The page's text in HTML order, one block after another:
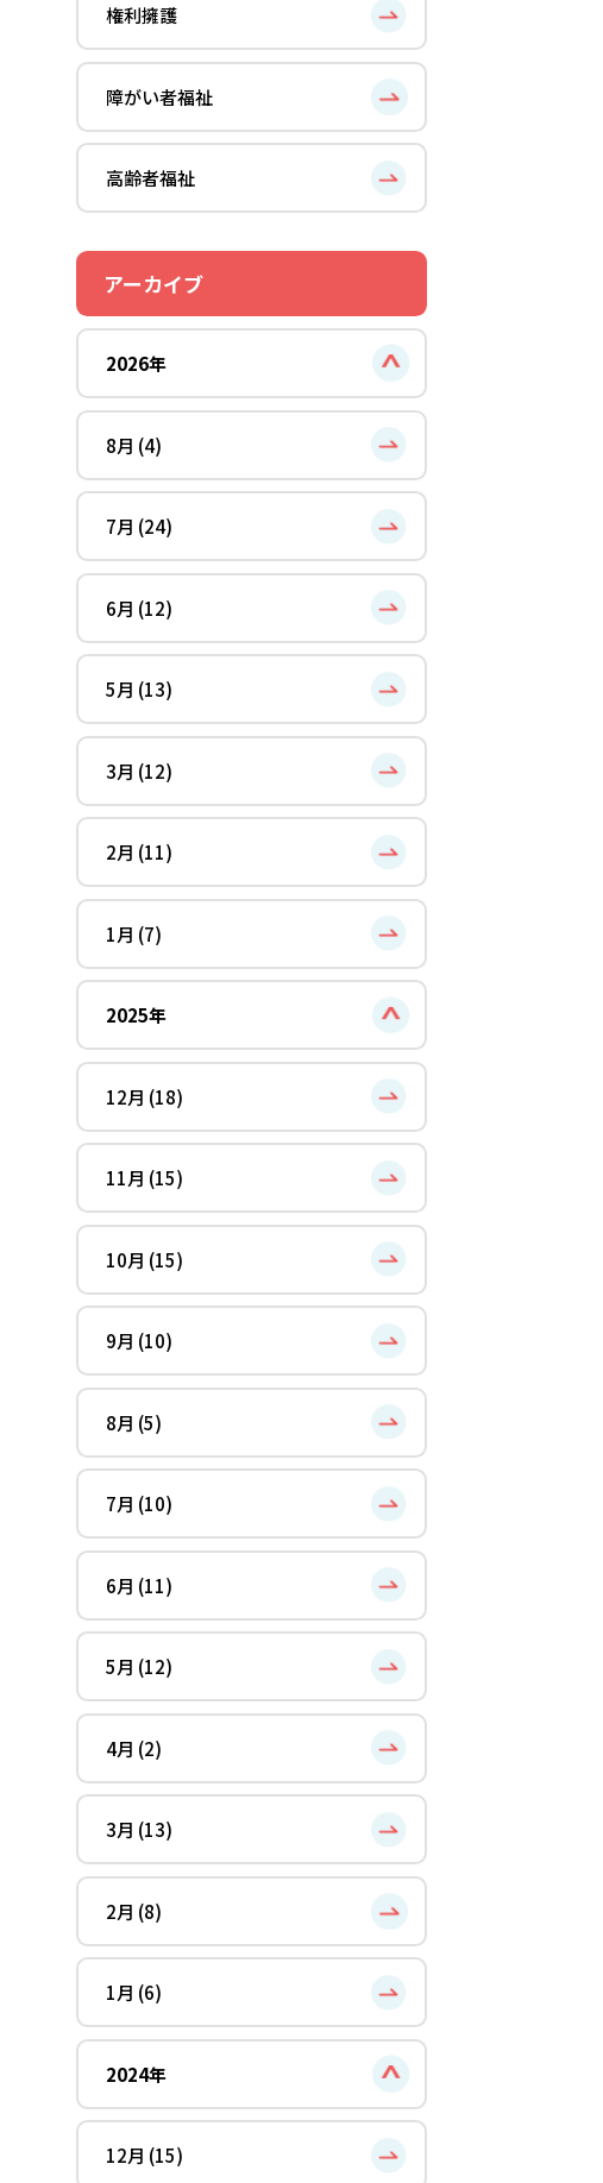
権利擁護
障がい者福祉
高齢者福祉
アーカイブ
2026年
8月 (4)
7月 (24)
6月 (12)
5月 (13)
3月 (12)
2月 (11)
1月 (7)
2025年
12月 (18)
11月 (15)
10月 (15)
9月 (10)
8月 (5)
7月 (10)
6月 (11)
5月 (12)
4月 (2)
3月 (13)
2月 (8)
1月 (6)
2024年
12月 (15)